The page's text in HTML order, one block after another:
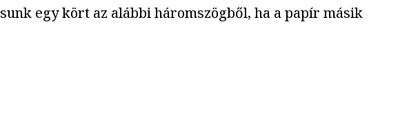
egy kört az alábbi háromszögből, ha a papír másik